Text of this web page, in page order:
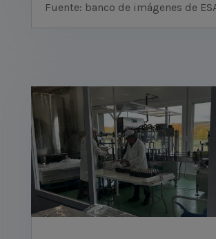
Fuente: banco de imágenes de